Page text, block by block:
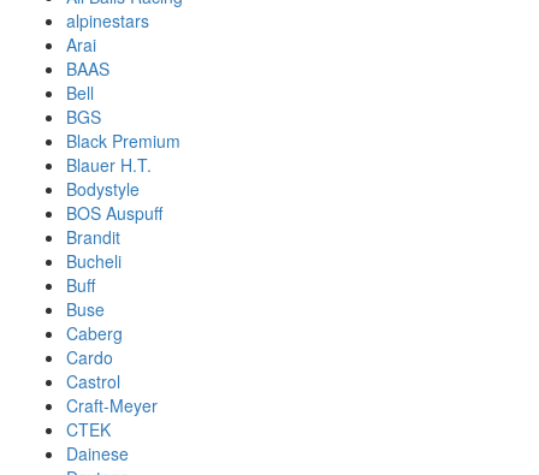
alpinestars
Arai
BAAS
Bell
BGS
Black Premium
Blauer H.T.
Bodystyle
BOS Auspuff
Brandit
Bucheli
Buff
Buse
Caberg
Cardo
Castrol
Craft-Meyer
CTEK
Dainese